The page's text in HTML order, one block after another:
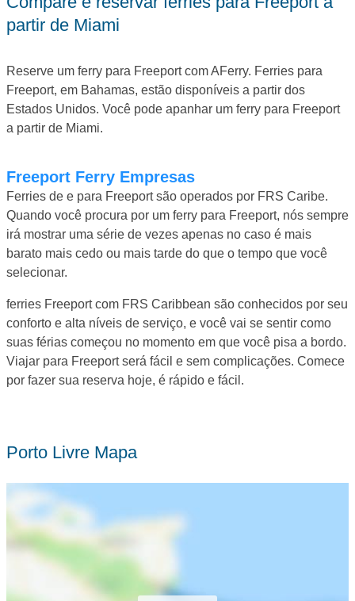
partir de Miami
Reserve um ferry para Freeport com AFerry. Ferries para
Freeport, em Bahamas, estão disponíveis a partir dos
Estados Unidos. Você pode apanhar um ferry para Freeport
a partir de Miami.
Freeport Ferry Empresas
Ferries de e para Freeport são operados por FRS Caribe.
Quando você procura por um ferry para Freeport, nós sempre
irá mostrar uma série de vezes apenas no caso é mais
barato mais cedo ou mais tarde do que o tempo que você
selecionar.
ferries Freeport com FRS Caribbean são conhecidos por seu
conforto e alta níveis de serviço, e você vai se sentir como
suas férias começou no momento em que você pisa a bordo.
Viajar para Freeport será fácil e sem complicações. Comece
por fazer sua reserva hoje, é rápido e fácil.
Porto Livre Mapa